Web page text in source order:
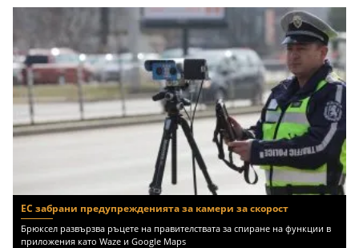
ЕС забрани предупрежденията за камери за скорост
Брюксел развързва ръцете на правителствата за спиране на функции в
приложения като Waze и Google Maps